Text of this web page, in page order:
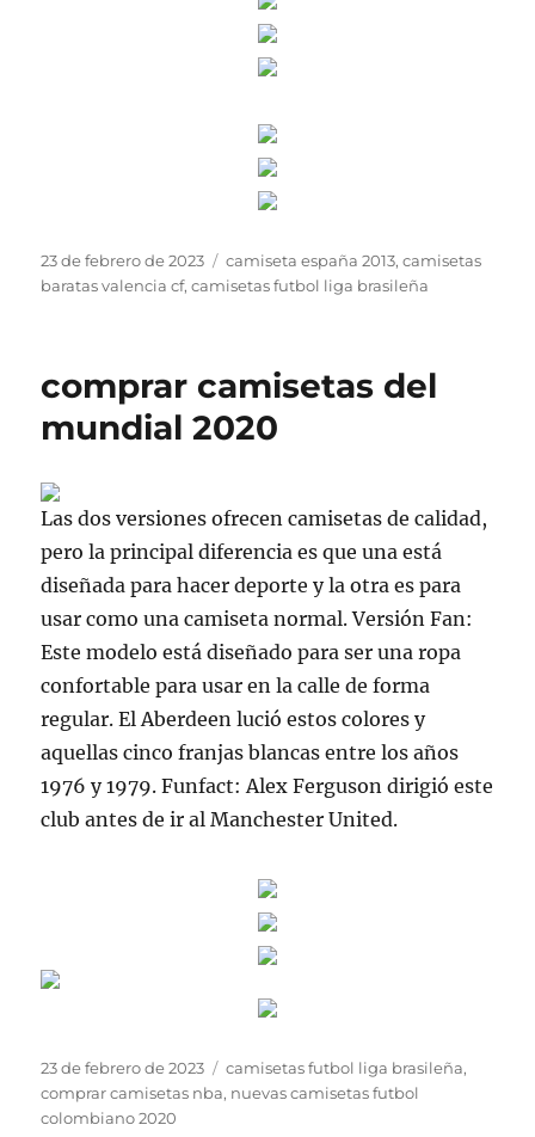
Publicado
el
23 de febrero de 2023 Etiquetas
camiseta españa 2013,camisetas
baratas valencia cf,camisetas futbol liga brasileña
comprar camisetas del
mundial 2020
Las dos versiones ofrecen camisetas de calidad,
pero la principal diferencia es que una está
diseñada para hacer deporte y la otra es para
usar como una camiseta normal. Versión Fan:
Este modelo está diseñado para ser una ropa
confortable para usar en la calle de forma
regular. El Aberdeen lució estos colores y
aquellas cinco franjas blancas entre los años
1976 y 1979. Funfact: Alex Ferguson dirigió este
club antes de ir al Manchester United.
Publicado
el
23 de febrero de 2023 Etiquetas
camisetas futbol liga brasileña,
comprar camisetas nba, nuevas camisetas futbol
colombiano 2020